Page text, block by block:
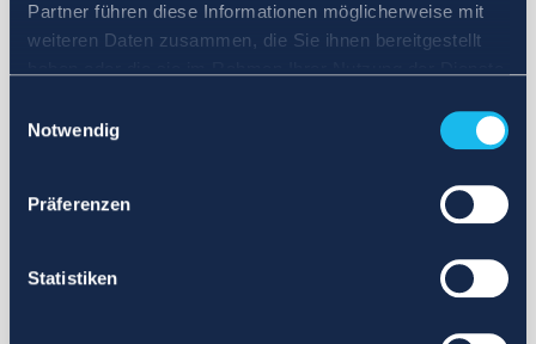
Partner führen diese Informationen möglicherweise mit
weiteren Daten zusammen, die Sie ihnen bereitgestellt
Notwendig
Präferenzen
Statistiken